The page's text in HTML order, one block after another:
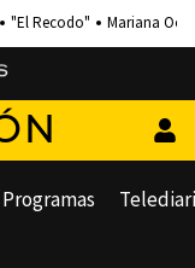
"El Recodo" Mariana
Programas